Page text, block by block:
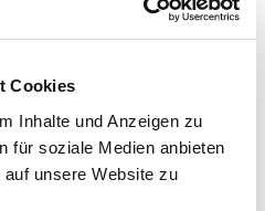
Cookies
Inhalte und Anzeigen zu
für soziale Medien anbieten
unsere Website zu